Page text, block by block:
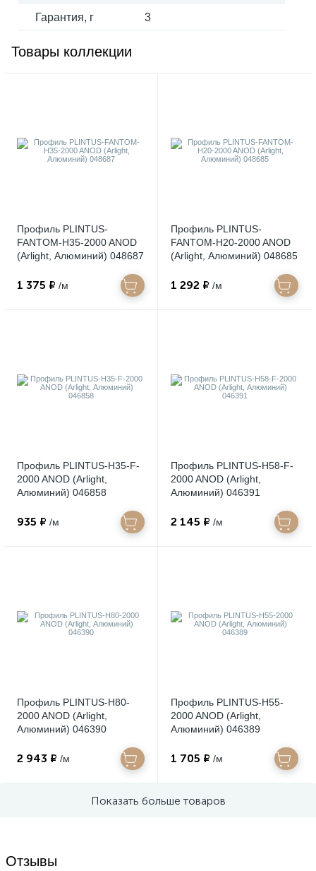
Гарантия, г 3
Товары коллекции
Профиль PLINTUS-
FANTOM-H35-2000 ANOD
(Arlight, Алюминий) 048687
1 375 ₽ /м
Профиль PLINTUS-
FANTOM-H20-2000 ANOD
(Arlight, Алюминий) 048685
1 292 ₽ /м
Профиль PLINTUS-H35-F-
2000 ANOD (Arlight,
Алюминий) 046858
935 ₽ /м
Профиль PLINTUS-H58-F-
2000 ANOD (Arlight,
Алюминий) 046391
2 145 ₽ /м
Профиль PLINTUS-H80-
2000 ANOD (Arlight,
Алюминий) 046390
2 943 ₽ /м
Профиль PLINTUS-H55-
2000 ANOD (Arlight,
Алюминий) 046389
1 705 ₽ /м
Показать больше товаров
Отзывы